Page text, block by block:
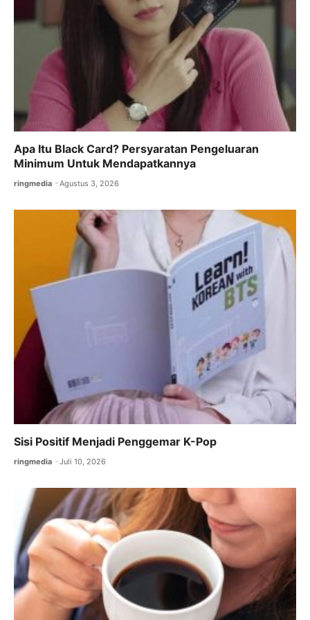
Apa Itu Black Card? Persyaratan Pengeluaran
Minimum Untuk Mendapatkannya
ringmedia Agustus 3, 2026
Sisi Positif Menjadi Penggemar K-Pop
ringmedia Juli 10, 2026